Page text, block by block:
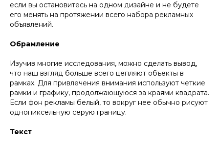
если вы остановитесь на одном дизайне и не будете
его менять на протяжении всего набора рекламных
объявлений.
Обрамление
Изучив многие исследования, можно сделать вывод,
что наш взгляд больше всего цепляют объекты в
рамках. Для привлечения внимания используют четкие
рамки и графику, продолжающуюся за краями квадрата.
Если фон рекламы белый, то вокруг нее обычно рисуют
однопиксельную серую границу.
Текст